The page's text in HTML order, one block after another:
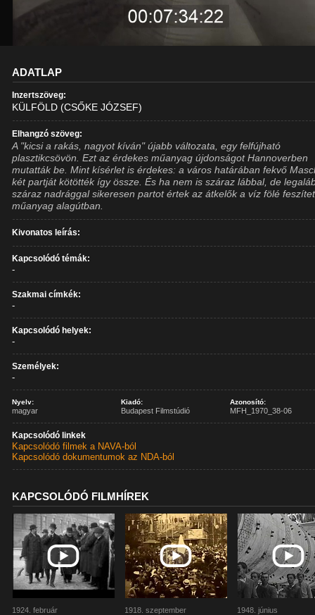
ADATLAP
Inzertszöveg:
KÜLFÖLD (CSŐKE JÓZSEF)
Elhangzó szöveg:
A "kicsi a rakás, nagyot kíván" újabb változata, egy felfújható
plasztikcsövön. Ezt az érdekes műanyag újdonságot Hannoverben
mutatták be. Mint kísérlet is érdekes: a város határában fekvő
két partját kötötték így össze. És ha nem is száraz lábbal, de
száraz nadrággal sikeresen partot értek az átkelők a víz fölé
műanyag alagútban.
Kivonatos leírás:
Kapcsolódó témák:
-
Szakmai címkék:
-
Kapcsolódó helyek:
-
Személyek:
-
Nyelv:
magyar
Kiadó:
Budapest Filmstúdió
Azonosító:
MFH_1970_38-06
Kapcsolódó linkek
Kapcsolódó filmek a NAVA-ból
Kapcsolódó dokumentumok az NDA-ból
KAPCSOLÓDÓ FILMHÍREK
1924. február
1918. szeptember
1948. június